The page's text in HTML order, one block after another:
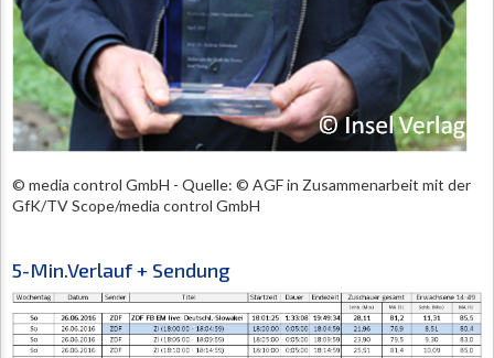
© media control GmbH - Quelle: © AGF in Zusammenarbeit mit der
GfK/TV Scope/media control GmbH
5-Min.Verlauf + Sendung